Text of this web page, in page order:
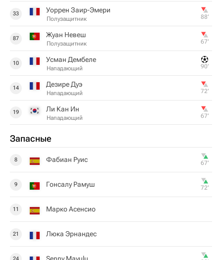
33 Уоррен Заир-Эмери
Полузащитник 88‎’‎
87 Жуан Невеш
Полузащитник 67‎’‎
10 Усман Дембеле
Нападающий 90‎’‎
14 Дезире Дуэ
Нападающий 72‎’‎
19 Ли Кан Ин
Нападающий 67‎’‎
Запасные
8 Фабиан Руис 67‎’‎
9 Гонсалу Рамуш 72‎’‎
11 Марко Асенсио
21 Люка Эрнандес
24